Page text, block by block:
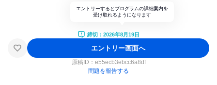
エントリーするとプログラムの詳細案内を
受け取れるようになります
締切：2026年8月19日
エントリー画面へ
原稿ID： e55ecb3ebcc6a8df
問題を報告する